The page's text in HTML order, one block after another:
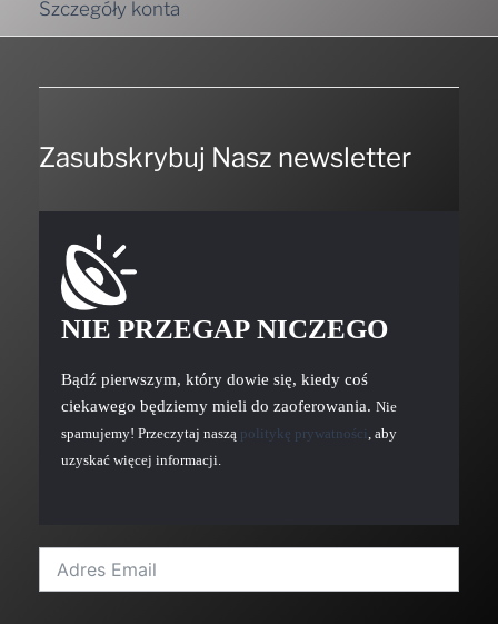
Szczegóły konta
Zasubskrybuj Nasz newsletter
NIE PRZEGAP NICZEGO
Bądź pierwszym, który dowie się, kiedy coś
ciekawego będziemy mieli do zaoferowania. Nie
spamujemy! Przeczytaj naszą politykę prywatności, aby
uzyskać więcej informacji.